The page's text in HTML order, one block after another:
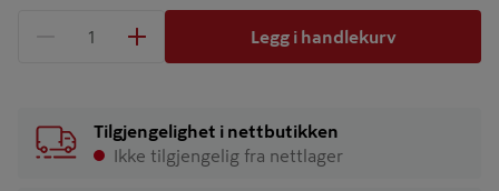
1 produkter
Legg i handlekurv
Tilgjengelighet i nettbutikken
Ikke tilgjengelig fra nettlager